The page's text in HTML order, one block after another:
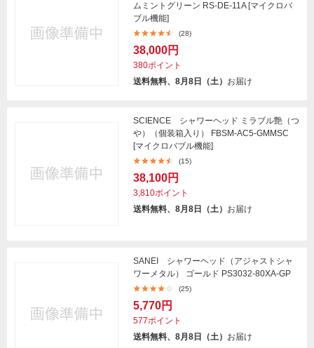
ムミントグリーン RS-DE-11A [マイクロバ
ブル機能]
(28)
38,000円
380ポイント
送料無料、8月8日（土） お届け
SCIENCE シャワーヘッド ミラブル艶（つ
や）（個装箱入り） FBSM-AC5-GMMSC
[マイクロバブル機能]
(15)
38,100円
3,810ポイント
送料無料、8月8日（土） お届け
SANEI シャワーヘッド（アジャストシャ
ワーメタル） ゴールド PS3032-80XA-GP
(25)
5,770円
577ポイント
送料無料、8月8日（土） お届け